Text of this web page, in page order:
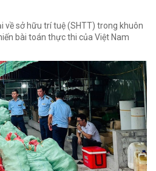
về sở hữu trí tuệ (SHTT) trong khuôn
bài toán thực thi của Việt Nam